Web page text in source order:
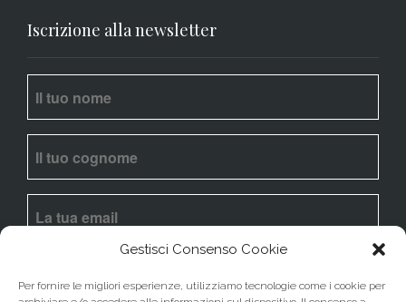
Gestisci Consenso Cookie
Per fornire le migliori esperienze, utilizziamo tecnologie come i cookie per
Iscrizione alla newsletter
dei dati ai fini dell’invio della newsletter.